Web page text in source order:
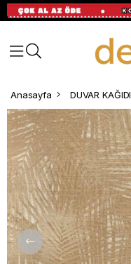
Anasayfa DUVAR KAĞIDI